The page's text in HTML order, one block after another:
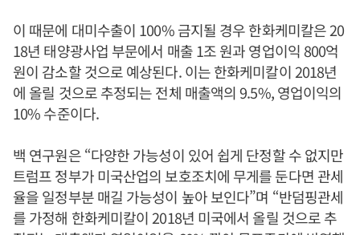
이 때문에 대미수출이 100% 금지될 경우 한화케미칼은 20
18년 태양광사업 부문에서 매출 1조 원과 영업이익 800억
원이 감소할 것으로 예상된다. 이는 한화케미칼이 2018년
에 올릴 것으로 추정되는 전체 매출액의 9.5%, 영업이익의
10% 수준이다.
백 연구원은 “다양한 가능성이 있어 쉽게 단정할 수 없지만
트럼프 정부가 미국산업의 보호조치에 무게를 둔다면 관세
율을 일정부분 매길 가능성이 높아 보인다”며 “반덤핑관세
를 가정해 한화케미칼이 2018년 미국에서 올릴 것으로 추